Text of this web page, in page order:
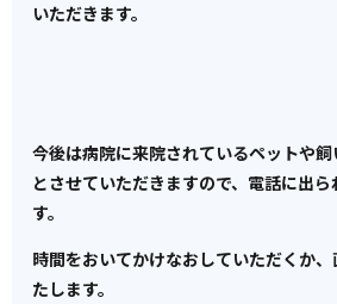
いただきます。
今後は病院に来院されているペットや
とさせていただきますので、電話に出
す。
時間をおいてかけなおしていただくか
たします。